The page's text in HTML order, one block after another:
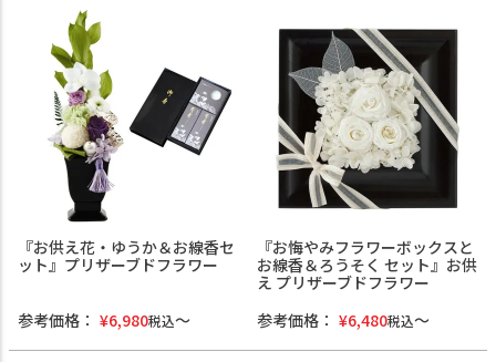
『お供え花・ゆうか＆お線香セ
ット』プリザーブドフラワー
参考価格： ¥6,980税込
『お悔やみフラワーボックスと
お線香＆ろうそく セット』お供
え プリザーブドフラワー
参考価格： ¥6,480税込